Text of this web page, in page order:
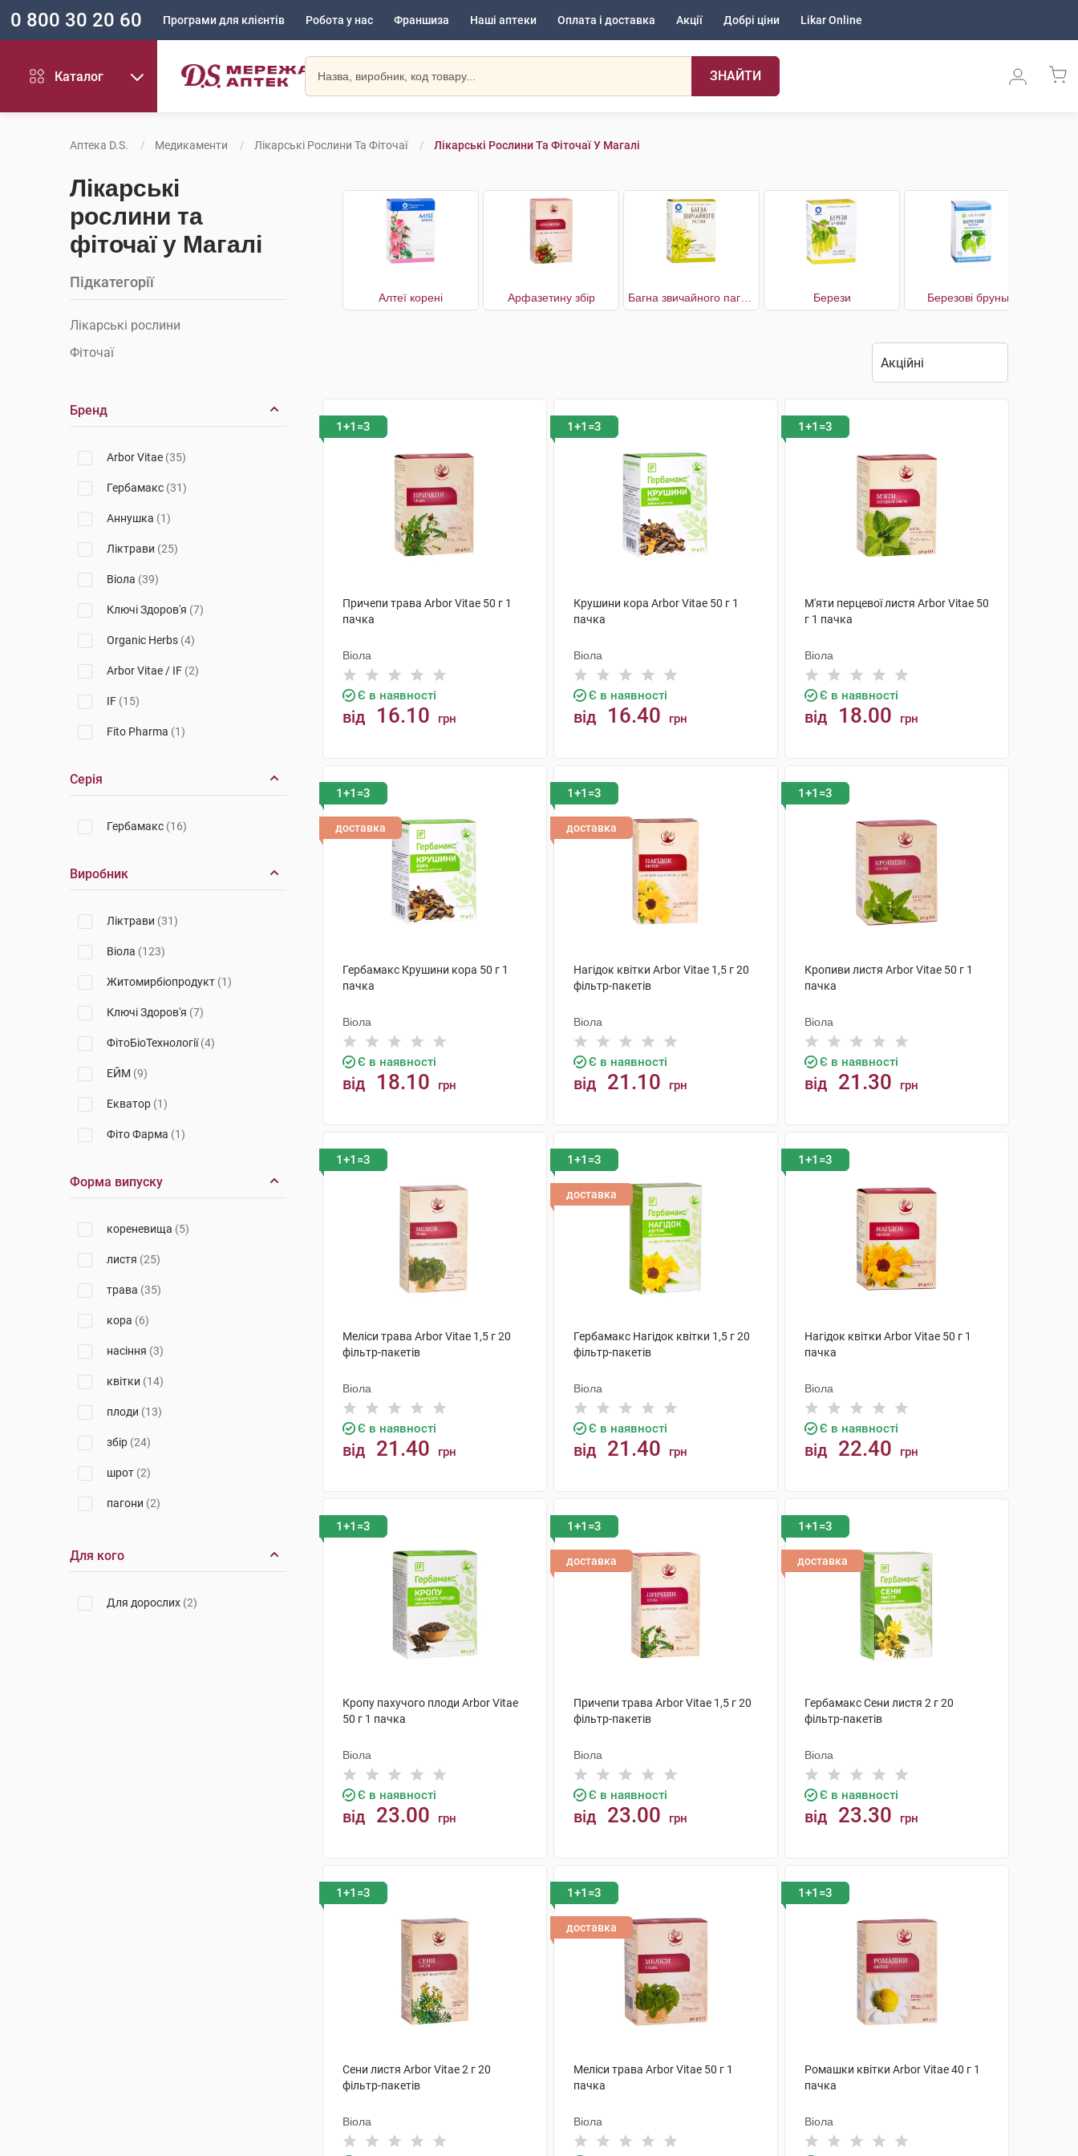
0 800 30 20 60 Програми для клієнтів Робота у нас Франшиза Наші аптеки Оплата і доставка Акції Добрі ціни Likar Online
Каталог ЗНАЙТИ
Аптека D.S. Медикаменти Лікарські Рослини Та Фіточаї Лікарські Рослини Та Фіточаї У Магалі
Лікарські
рослини та
фіточаї у Магалі
Підкатегорії
Лікарські рослини
Фіточаї
Бренд
Arbor Vitae (35)
Гербамакс (31)
Аннушка (1)
Ліктрави (25)
Віола (39)
Ключі Здоров'я (7)
Organic Herbs (4)
Arbor Vitae / IF (2)
IF (15)
Fito Pharma (1)
Серія
Гербамакс (16)
Виробник
Ліктрави (31)
Віола (123)
Житомирбіопродукт (1)
Ключі Здоров'я (7)
ФітоБіоТехнології(4)
ЕЙМ (9)
Екватор (1)
Фіто Фарма (1)
Форма випуску
кореневища (5)
листя (25)
трава (35)
кора (6)
насіння (3)
квітки (14)
плоди (13)
збір (24)
шрот (2)
пагони (2)
листя і квітки
Для кого
Для дорослих (2)
Алтеї корені Арфазетину збір Берези Березові бруньки
1+1=3
Причепи трава Arbor Vitae 50 г 1
пачка
Віола
Є в наявності
від 16.10 грн
1+1=3
Крушини кора Arbor Vitae 50 г 1
пачка
Віола
Є в наявності
від 16.40 грн
1+1=3
М'яти перцевої листя Arbor Vitae 50
г 1 пачка
Віола
Є в наявності
від 18.00 грн
1+1=3
доставка
Гербамакс Крушини кора 50 г 1
пачка
Віола
Є в наявності
від 18.10 грн
1+1=3
доставка
Нагідок квітки Arbor Vitae 1,5 г 20
фільтр-пакетів
Віола
Є в наявності
від 21.10 грн
1+1=3
Кропиви листя Arbor Vitae 50 г 1
пачка
Віола
Є в наявності
від 21.30 грн
1+1=3
Меліси трава Arbor Vitae 1,5 г 20
фільтр-пакетів
Віола
Є в наявності
від 21.40 грн
1+1=3
доставка
Гербамакс Нагідок квітки 1,5 г 20
фільтр-пакетів
Віола
Є в наявності
від 21.40 грн
1+1=3
Нагідок квітки Arbor Vitae 50 г 1
пачка
Віола
Є в наявності
від 22.40 грн
1+1=3
Кропу пахучого плоди Arbor Vitae
50 г 1 пачка
Віола
Є в наявності
від 23.00 грн
1+1=3
доставка
Причепи трава Arbor Vitae 1,5 г 20
фільтр-пакетів
Віола
Є в наявності
від 23.00 грн
1+1=3
доставка
Гербамакс Сени листя 2 г 20
фільтр-пакетів
Віола
Є в наявності
від 23.30 грн
1+1=3
Сени листя Arbor Vitae 2 г 20
фільтр-пакетів
Віола
1+1=3
доставка
Меліси трава Arbor Vitae 50 г 1
пачка
Віола
1+1=3
Ромашки квітки Arbor Vitae 40 г 1
пачка
Віола